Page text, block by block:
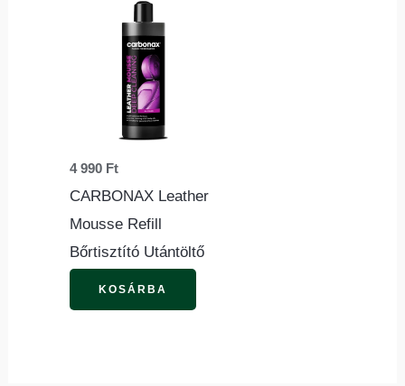
4 990 Ft
CARBONAX Leather
Mousse Refill
Bőrtisztító Utántöltő
KOSÁRBA